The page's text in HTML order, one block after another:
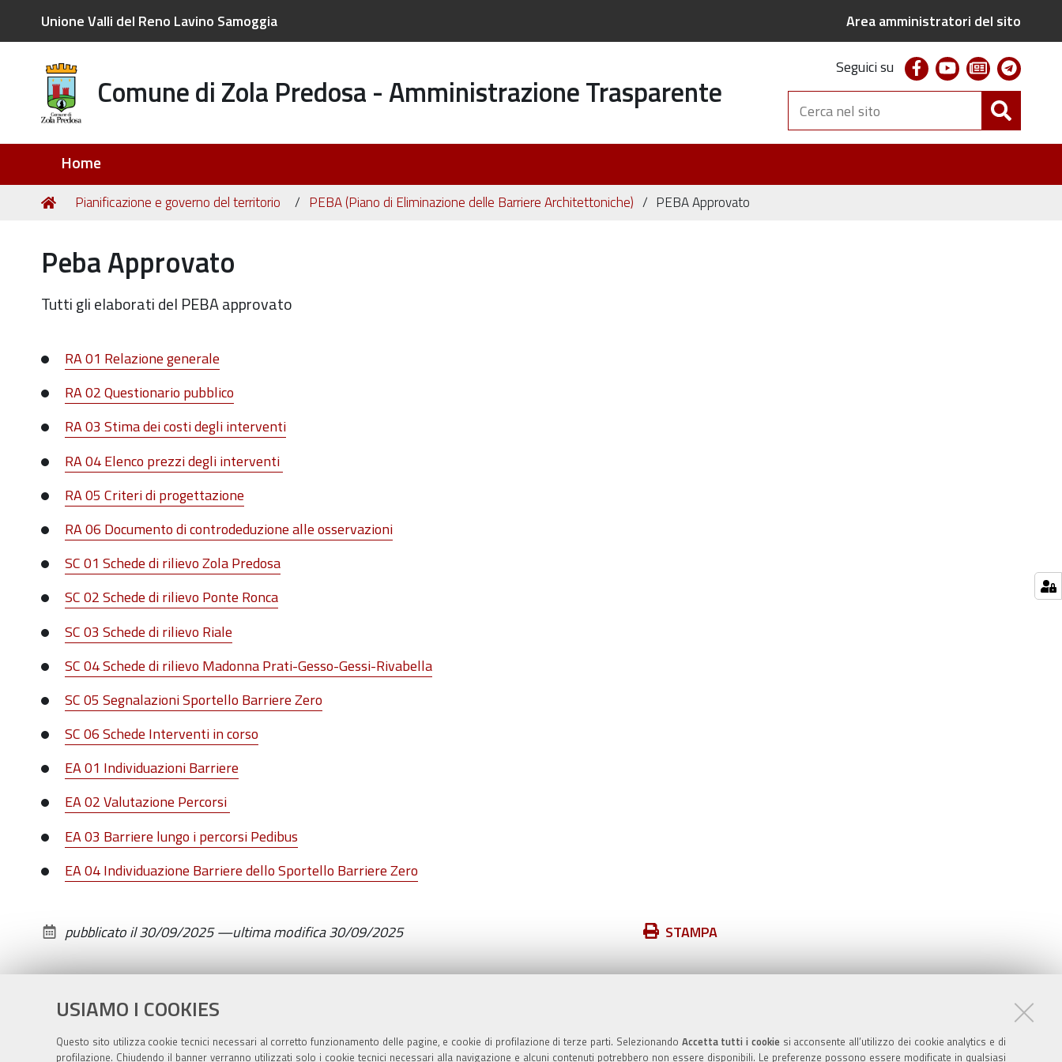
USIAMO I COOKIES
Questo sito utilizza cookie tecnici necessari al corretto funzionamento delle pagine, e cookie di profilazione di terze parti. Selezionando Accetta tutti i cookiesi acconsente all’utilizzo dei cookie analytics e di
profilazione. Chiudendo il banner verranno utilizzati solo i cookie tecnici necessari alla navigazione e alcuni contenuti potrebbero non essere disponibili. Le preferenze possono essere modificate in qualsiasi
Unione Valli del Reno Lavino Samoggia Area amministratori del sito
Comune di Zola Predosa - Amministrazione Trasparente
Seguici su facebookyoutubenewsletter
Cerca
nel
sito
Home
Tu
Home
Pianificazione e governo del territorio PEBA (Piano di Eliminazione delle Barriere Architettoniche) PEBA Approvato
Peba Approvato
Tutti gli elaborati del PEBA approvato
RA 01 Relazione generale
RA 02 Questionario pubblico
RA 03 Stima dei costi degli interventi
RA 04 Elenco prezzi degli interventi
RA 05 Criteri di progettazione
RA 06 Documento di controdeduzione alle osservazioni
SC 01 Schede di rilievo Zola Predosa
SC 02 Schede di rilievo Ponte Ronca
SC 03 Schede di rilievo Riale
SC 04 Schede di rilievo Madonna Prati-Gesso-Gessi-Rivabella
SC 05 Segnalazioni Sportello Barriere Zero
SC 06 Schede Interventi in corso
EA 01 Individuazioni Barriere
EA 02 Valutazione Percorsi
EA 03 Barriere lungo i percorsi Pedibus
EA 04 Individuazione Barriere dello Sportello Barriere Zero
Azioni
documento
STAMPA
pubblicato il30/09/2025—ultima modifica30/09/2025